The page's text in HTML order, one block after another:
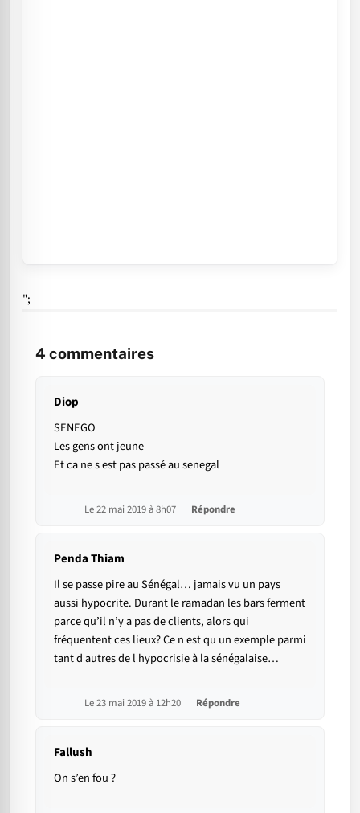
";
4 commentaires
Diop
SENEGO
Les gens ont jeune
Et ca ne s est pas passé au senegal
Le 22 mai 2019 à 8h07 Répondre
Penda Thiam
Il se passe pire au Sénégal… jamais vu un pays
aussi hypocrite. Durant le ramadan les bars ferment
parce qu’il n’y a pas de clients, alors qui
fréquentent ces lieux? Ce n est qu un exemple parmi
tant d autres de l hypocrisie à la sénégalaise…
Le 23 mai 2019 à 12h20 Répondre
Fallush
On s’en fou ?